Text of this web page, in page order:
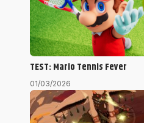
TEST: Mario Tennis Fever
01/03/2026